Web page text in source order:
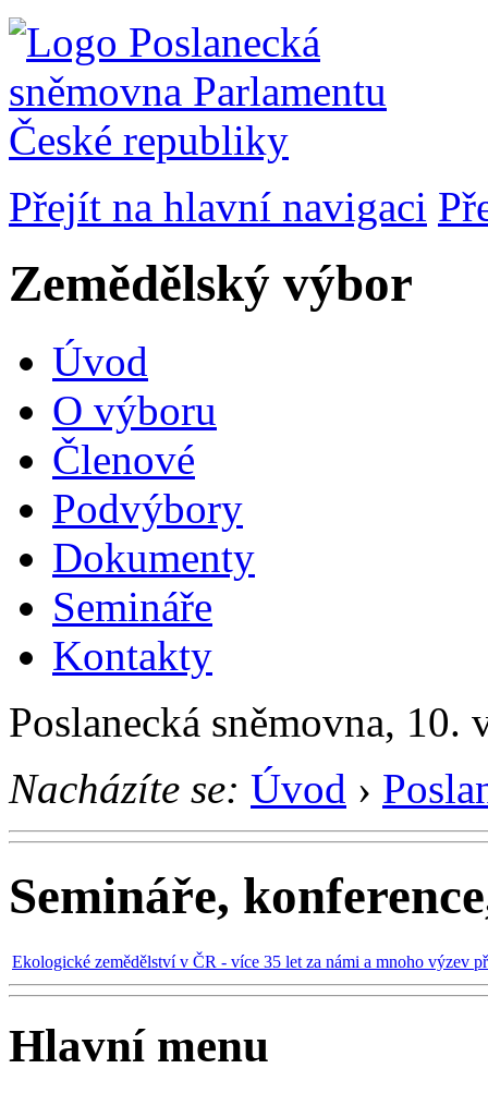
Přejít na hlavní navigaci
Zemědělský výbor
Úvod
O výboru
Členové
Podvýbory
Dokumenty
Semináře
Kontakty
Poslanecká sněmovna,
Nacházíte se: Úvod ›
Semináře,
Ekologické zemědělství v ČR - více 35 let za námi a mnoho výzev
Hlavní menu